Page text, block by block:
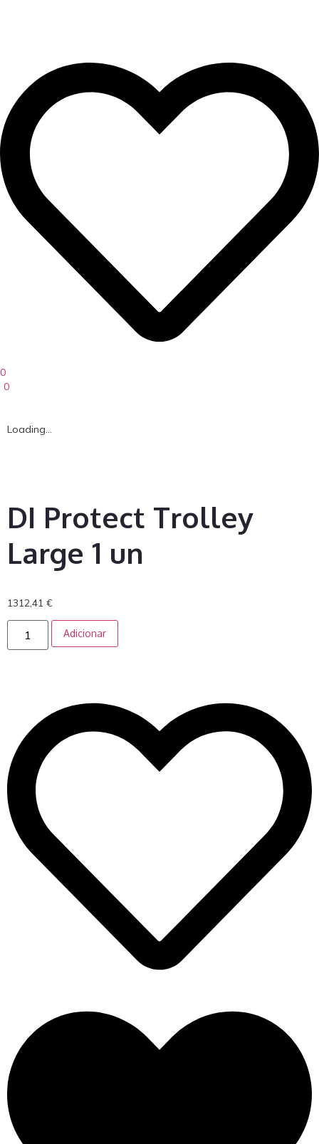
0
0
Loading...
DI Protect Trolley
Large 1 un
1312,41 €
Adicionar